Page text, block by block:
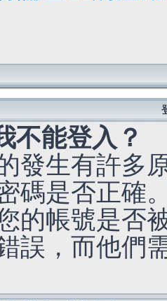
不能登入？
發生有許多
碼是否正確
的帳號是否
誤，而他們